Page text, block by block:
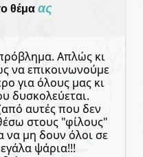
θέμα ας
Απλώς κι
να επικοινωνούμε
για όλους μας κι
δυσκολεύεται.
αυτές που δεν
στους "φίλους"
να μη δουν όλοι σε
ψάρια!!!